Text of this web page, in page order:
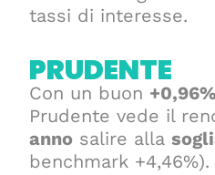
tassi di interesse.
PRUDENTE
Con un buon +0,96%
Prudente vede il
anno salire alla
benchmark +4,46%).